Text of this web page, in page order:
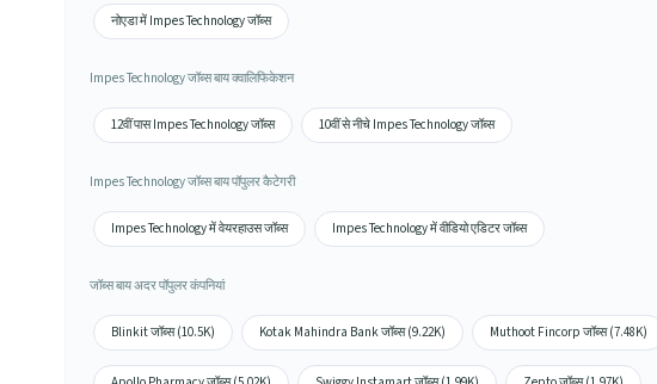
नोएडा में Impes Technology जॉब्स
Impes Technology जॉब्स बाय क्वालिफिकेशन
12वीं पास Impes Technology जॉब्स 10वीं से नीचे Impes Technology जॉब्स
Impes Technology जॉब्स बाय पॉपुलर कैटेगरी
Impes Technology में वेयरहाउस जॉब्स Impes Technology में वीडियो एडिटर जॉब्स
जॉब्स बाय अदर पॉपुलर कंपनियां
Blinkit जॉब्स (10.5K) Kotak Mahindra Bank जॉब्स (9.22K) Muthoot Fincorp जॉब्स (7.48K)